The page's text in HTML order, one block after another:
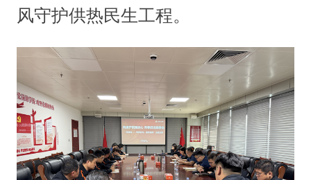
风守护供热民生工程。